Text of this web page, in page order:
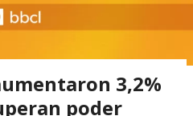
3,2%
poder